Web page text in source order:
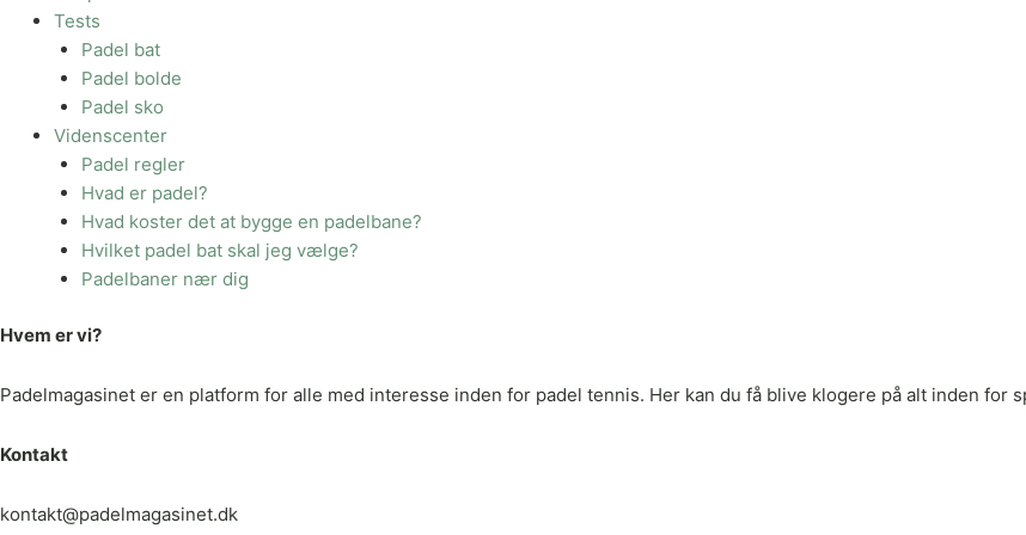
Tests
Padel bat
Padel bolde
Padel sko
Videnscenter
Padel regler
Hvad er padel?
Hvad koster det at bygge en padelbane?
Hvilket padel bat skal jeg vælge?
Padelbaner nær dig
Hvem er vi?
Padelmagasinet er en platform for alle med interesse inden for padel tennis. Her kan du få blive klogere på alt inden for
Kontakt
kontakt@padelmagasinet.dk